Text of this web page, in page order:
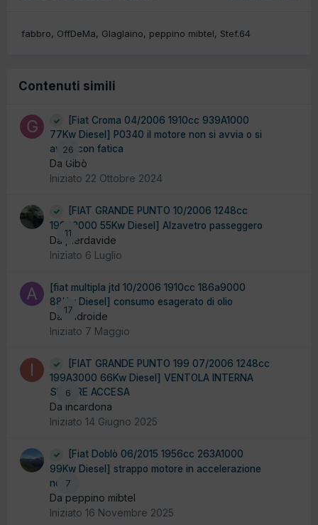
fabbro OffDeMa Glaglaino peppino mibtel Stef.64
Contenuti simili
26
[Fiat Croma 04/2006 1910cc 939A1000
77Kw Diesel] P0340 il motore non si avvia o si
avvia con fatica
Da Gibò
Iniziato 22 Ottobre 2024
11
[FIAT GRANDE PUNTO 10/2006 1248cc
199A2000 55Kw Diesel] Alzavetro passeggero
Da pierdavide
Iniziato 6 Luglio
17
[fiat multipla jtd 10/2006 1910cc 186a9000
88Kw Diesel] consumo esagerato di olio
Da androide
Iniziato 7 Maggio
6
[FIAT GRANDE PUNTO 199 07/2006 1248cc
199A3000 66Kw Diesel] VENTOLA INTERNA
SEMPRE ACCESA
Da incardona
Iniziato 14 Giugno 2025
7
[Fiat Doblò 06/2015 1956cc 263A1000
99Kw Diesel] strappo motore in accelerazione
no dtc
Da peppino mibtel
Iniziato 16 Novembre 2025